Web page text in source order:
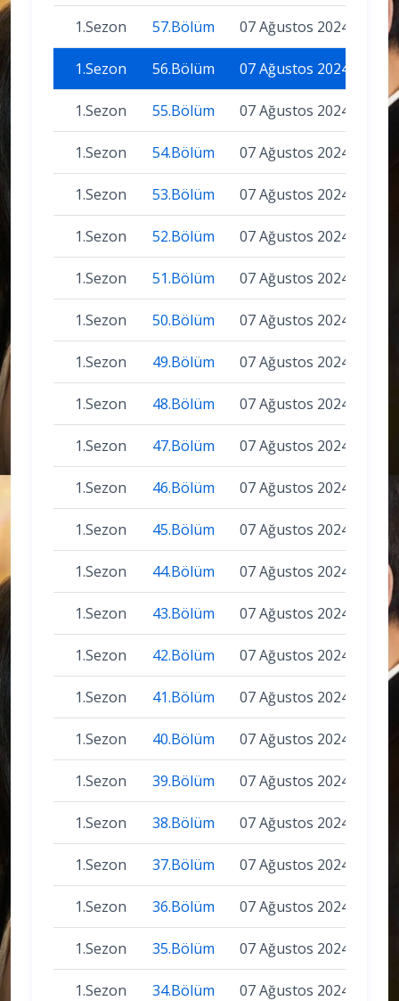
1.Sezon 57.Bölüm 07 Ağustos 2024
1.Sezon 56.Bölüm 07 Ağustos 2024
1.Sezon 55.Bölüm 07 Ağustos 2024
1.Sezon 54.Bölüm 07 Ağustos 2024
1.Sezon 53.Bölüm 07 Ağustos 2024
1.Sezon 52.Bölüm 07 Ağustos 2024
1.Sezon 51.Bölüm 07 Ağustos 2024
1.Sezon 50.Bölüm 07 Ağustos 2024
1.Sezon 49.Bölüm 07 Ağustos 2024
1.Sezon 48.Bölüm 07 Ağustos 2024
1.Sezon 47.Bölüm 07 Ağustos 2024
1.Sezon 46.Bölüm 07 Ağustos 2024
1.Sezon 45.Bölüm 07 Ağustos 2024
1.Sezon 44.Bölüm 07 Ağustos 2024
1.Sezon 43.Bölüm 07 Ağustos 2024
1.Sezon 42.Bölüm 07 Ağustos 2024
1.Sezon 41.Bölüm 07 Ağustos 2024
1.Sezon 40.Bölüm 07 Ağustos 2024
1.Sezon 39.Bölüm 07 Ağustos 2024
1.Sezon 38.Bölüm 07 Ağustos 2024
1.Sezon 37.Bölüm 07 Ağustos 2024
1.Sezon 36.Bölüm 07 Ağustos 2024
1.Sezon 35.Bölüm 07 Ağustos 2024
1.Sezon 34.Bölüm 07 Ağustos 2024